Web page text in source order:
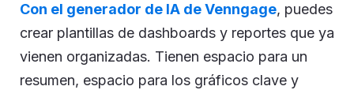
Con el generador de IA de Venngage, puedes
crear plantillas de dashboards y reportes que ya
vienen organizadas. Tienen espacio para un
resumen, espacio para los gráficos clave y